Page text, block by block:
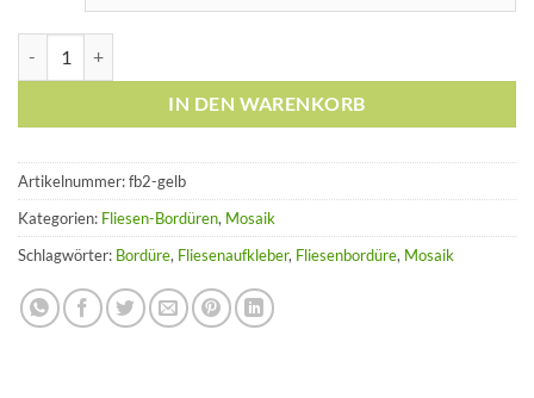
IN DEN WARENKORB
Artikelnummer:fb2-gelb
Kategorien: Fliesen-Bordüren, Mosaik
Schlagwörter: Bordüre, Fliesenaufkleber, Fliesenbordüre, Mosaik